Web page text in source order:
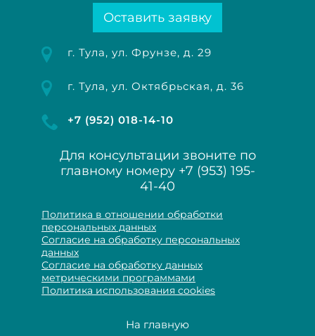
Оставить заявку
г. Тула, ул. Фрунзе, д. 29
г. Тула, ул. Октябрьская, д. 36
+7 (952) 018-14-10
Для консультации звоните по
главному номеру +7 (953) 195-
41-40
Политика в отношении обработки
персональных данных
Согласие на обработку персональных
данных
Согласие на обработку данных
метрическими программами
Политика использования cookies
На главную